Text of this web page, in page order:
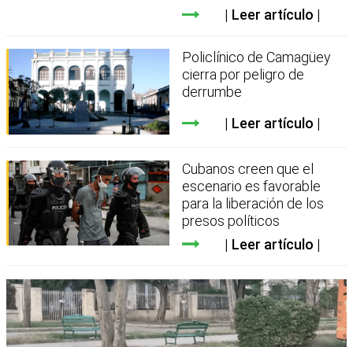
Leer artículo
Policlínico de Camagüey
cierra por peligro de
derrumbe
Leer artículo
Cubanos creen que el
escenario es favorable
para la liberación de los
presos políticos
Leer artículo